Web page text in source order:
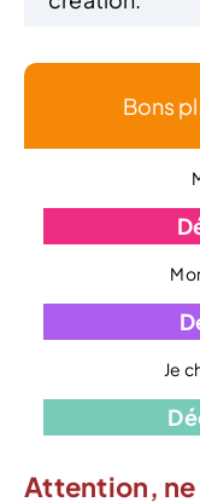
Bons
Je
Attention, ne